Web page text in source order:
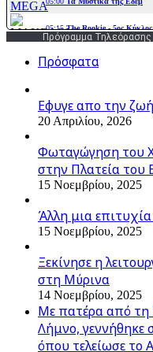
Πρόγραμμα Τηλεόρασης
Πρόσφατα
Εφυγε απο την
20 Απριλίου, 2026
Φωταγώγηση του
στην Πλατεία του
15 Νοεμβρίου, 2025
Άλλη μια
15 Νοεμβρίου, 2025
Ξεκίνησε η
στη Μύρινα
14 Νοεμβρίου, 2025
Με πατέρα από τη
Λήμνο, γεννήθηκε
όπου τελείωσε το